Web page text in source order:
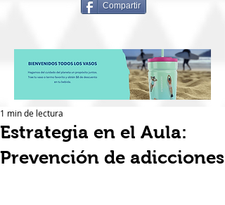
Compartir
Estrategia en el Aula:
Prevención de adicciones
1 min de lectura